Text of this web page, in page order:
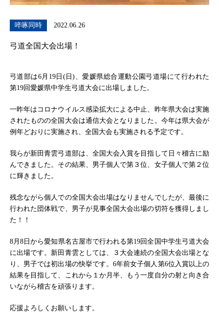
啐啄同時 2022.06.26
弓道全国大会出場！
弓道部は6月19日(日)、愛媛県総合運動公園弓道場にて行われた
第19回愛媛県中学生弓道大会に出場しました。
一昨年はコロナウイルス感染拡大による中止、昨年県大会は実施
されたものの全国大会は通信大会となりました。今年は県大会が
例年どおりに実施され、全国大会も実施される予定です。
我らが新田青雲弓道部は、全国大会入賞を目指して日々稽古に励
んできました。その結果、男子個人で第３位、女子個人で第２位
に輝きました。
残念ながら個人での全国大会出場はなりませんでしたが、最後に
行われた団体戦で、男子が見事全国大会出場の切符を獲得しまし
た！！
8月8日から愛知県名古屋市で行われる第19回全国中学生弓道大会
に出場です。新田青雲としては、３大会連続の全国大会出場とな
り、男子では初出場の快挙です。6年前女子個人第6位入賞以上の
結果を目指して、これから１か月半、もう一度自分の射と向き合
いながら稽古を頑張ります。
応援よろしくお願いします。